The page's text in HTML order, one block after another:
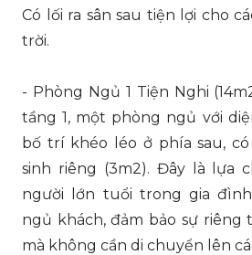
Có lối ra sân sau tiện lợi cho
trời.
- Phòng Ngủ 1 Tiện Nghi
tầng 1, một phòng ngủ với
bố trí khéo léo ở phía sau,
sinh riêng (3m2). Đây là lựa
người lớn tuổi trong gia
ngủ khách, đảm bảo sự riêng
mà không cần di chuyển lên